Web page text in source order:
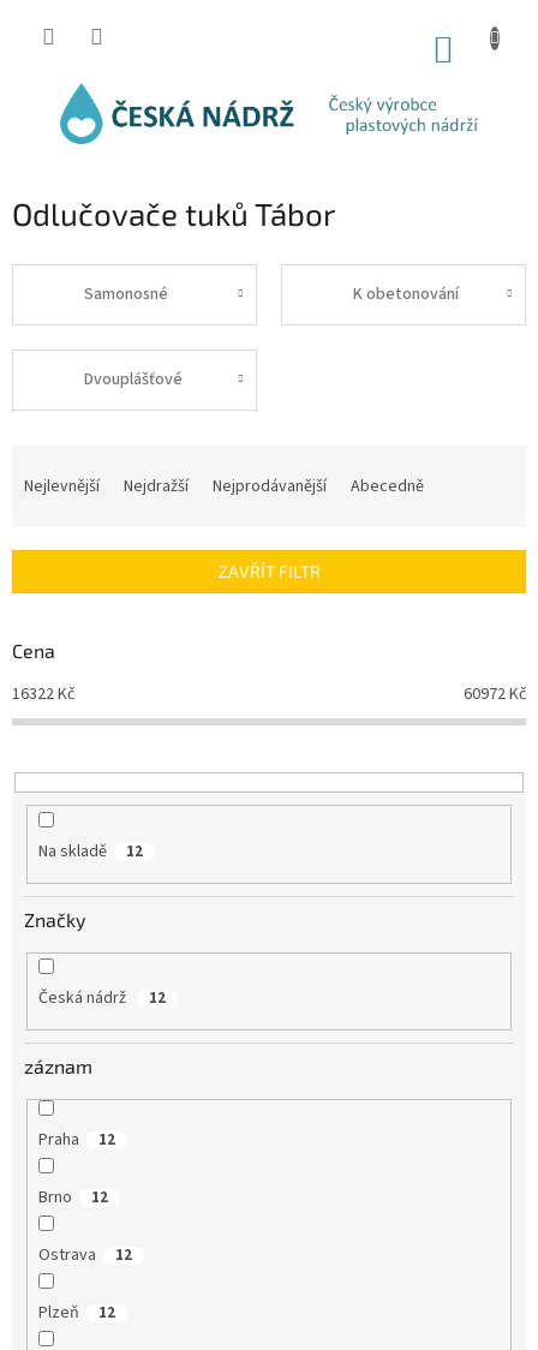
Odlučovače tuků Tábor
Samonosné K obetonování
Dvouplášťové
í
r
o
d
u
t
ů
Nejlevnější Nejdražší Nejprodávanější Abecedně
ZAVŘÍT FILTR
Cena
16322Kč 60972Kč
Na skladě 12
Značky
Česká nádrž 12
záznam
Praha 12
Brno 12
Ostrava 12
Plzeň 12